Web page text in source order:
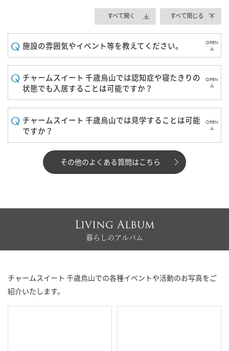
すべて開く すべて閉じる
施設の雰囲気やイベント等を教えてください。 OPEN
チャームスイート 千歳烏山では認知症や寝たきりの
状態でも入居することは可能ですか？
OPEN
チャームスイート 千歳烏山では見学することは可能
ですか？
OPEN
その他のよくある質問はこちら
Living Album
暮らしのアルバム
チャームスイート 千歳烏山での各種イベントや活動のお写真をご
紹介いたします。